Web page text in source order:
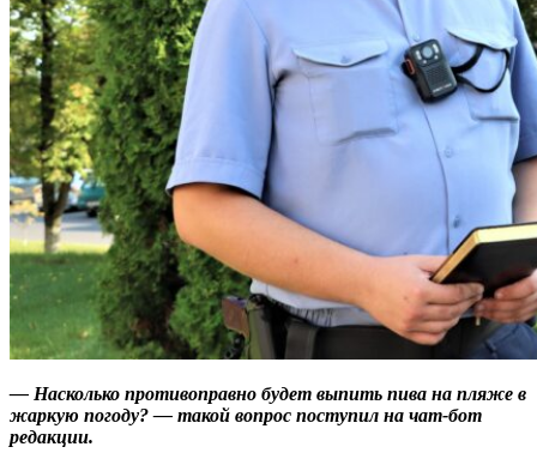
— Насколько противоправно будет выпить пива на пляже в
жаркую погоду? — такой вопрос поступил на чат-бот
редакции.